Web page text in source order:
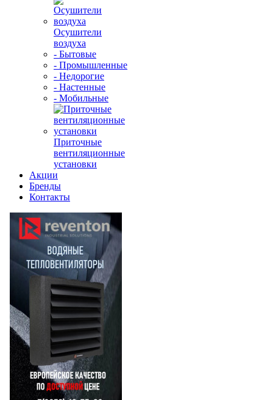
Осушители
воздуха
- Бытовые
- Промышленные
- Недорогие
- Настенные
- Мобильные
Приточные
вентиляционные
установки
Акции
Бренды
Контакты